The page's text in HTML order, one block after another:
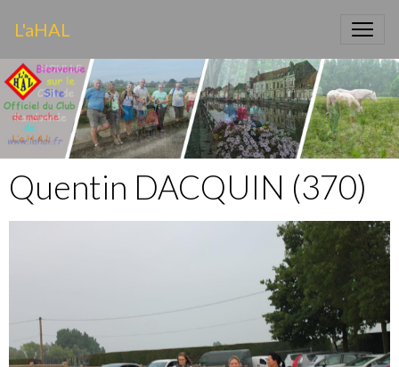
L'aHAL
Quentin DACQUIN (370)